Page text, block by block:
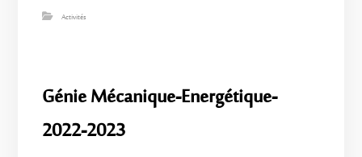
Activités
Génie Mécanique-Energétique-
2022-2023